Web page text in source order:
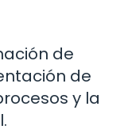
de
de
y la